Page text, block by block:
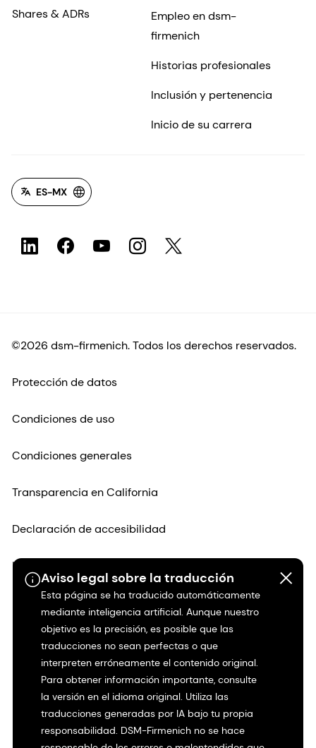
Aviso legal sobre la traducción
Esta página se ha traducido automáticamente
mediante inteligencia artificial. Aunque nuestro
objetivo es la precisión, es posible que las
traducciones no sean perfectas o que
interpreten erróneamente el contenido original.
Para obtener información importante, consulte
la versión en el idioma original. Utiliza las
traducciones generadas por IA bajo tu propia
responsabilidad. DSM-Firmenich no se hace
Shares & ADRs
Empleo en dsm-
firmenich
Historias profesionales
Inclusión y pertenencia
Inicio de su carrera
ES-MX
©2026 dsm-firmenich. Todos los derechos reservados.
Protección de datos
Condiciones de uso
Condiciones generales
Transparencia en California
Declaración de accesibilidad
Información jurídica
Mapa del sitio